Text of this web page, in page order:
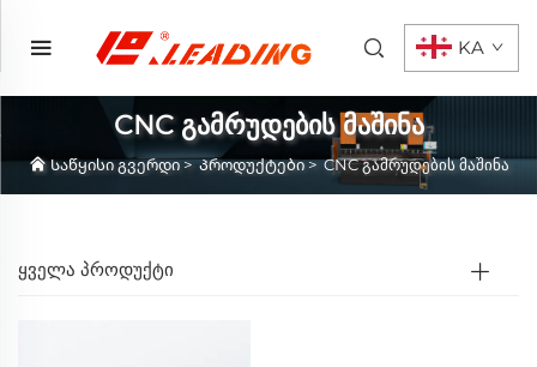
KA
CNC გამრუდების მაშინა
Საწყისი გვერდი>Პროდუქტები>CNC გამრუდების მაშინა
ᲧᲕᲔᲚᲐ ᲞᲠᲝᲓᲣᲥᲢᲘ